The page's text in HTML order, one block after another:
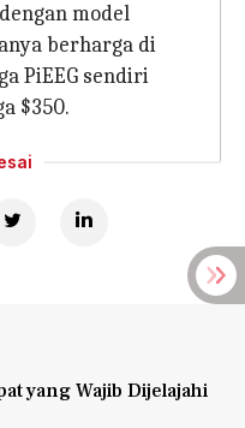
model
berharga di
PiEEG sendiri
$350.
yang Wajib Dijelajahi